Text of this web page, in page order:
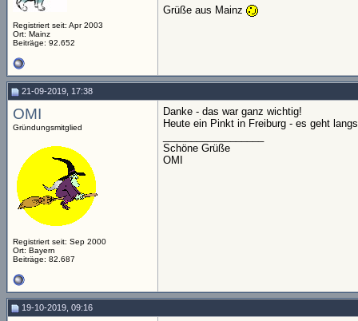
Registriert seit: Apr 2003
Ort: Mainz
Beiträge: 92.652
Grüße aus Mainz
21-09-2019, 17:38
OMI
Gründungsmitglied
Registriert seit: Sep 2000
Ort: Bayern
Beiträge: 82.687
Danke - das war ganz wichtig!
Heute ein Pinkt in Freiburg - es geht
Schöne Grüße
OMI
19-10-2019, 09:16